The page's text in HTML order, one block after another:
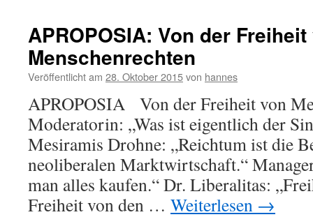
Briefe
vom
Arbeitsmarkt
(1)
APROPOSIA: Von der
Menschenrechten
Veröffentlicht am 28. Oktober 2015von hannes
APROPOSIA Von der Freiheit von
Moderatorin: „Was ist eigentlich der
Mesiramis Drohne: „Reichtum ist die
neoliberalen Marktwirtschaft.“
man alles kaufen.“ Dr. Liberalitas:
Freiheit von den … Weiterlesen →